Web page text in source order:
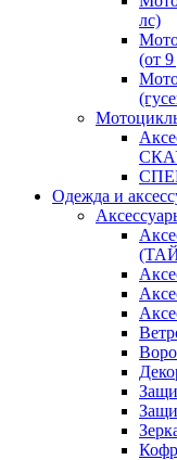
лс)
(от
Одежда и